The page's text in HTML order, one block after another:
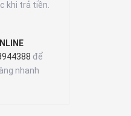
khi trả tiền.
để
nhanh